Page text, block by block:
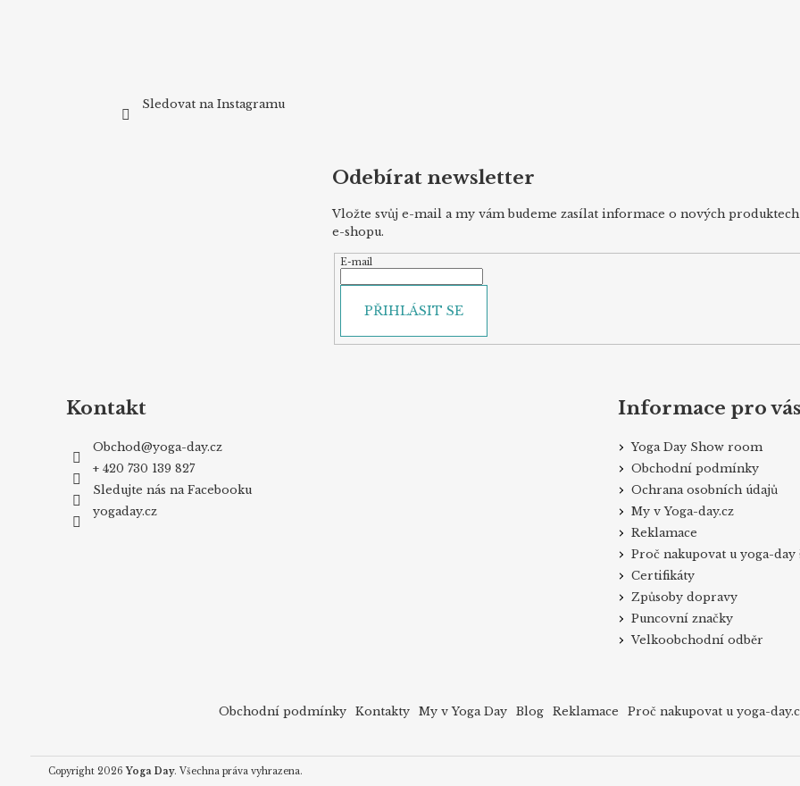
Sledovat na Instagramu
Odebírat newsletter
Vložte svůj e-mail a my vám budeme zasílat informace o nových produktech
e-shopu.
E-mail
PŘIHLÁSIT SE
Kontakt
Obchod@yoga-day.cz
+ 420 730 139 827
Sledujte nás na Facebooku
yogaday.cz
Informace pro
Yoga Day Show room
Obchodní podmínky
Ochrana osobních údajů
My v Yoga-day.cz
Reklamace
Proč nakupovat u yoga-day
Certifikáty
Způsoby dopravy
Puncovní značky
Velkoobchodní odběr
Obchodní podmínky Kontakty My v Yoga Day Blog Reklamace Proč nakupovat u yoga-
Copyright 2026Yoga Day. Všechna práva vyhrazena.